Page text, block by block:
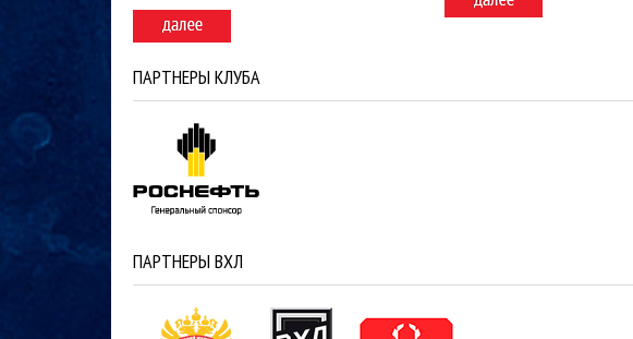
ПАРТНЕРЫ КЛУБА
ПАРТНЕРЫ ВХЛ